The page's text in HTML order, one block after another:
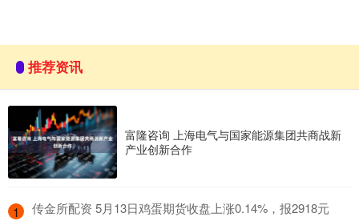
推荐资讯
富隆咨询 上海电气与国家能源集团共商战新
产业创新合作
1 ​传金所配资 5月13日鸡蛋期货收盘上涨0.14%，报2918元